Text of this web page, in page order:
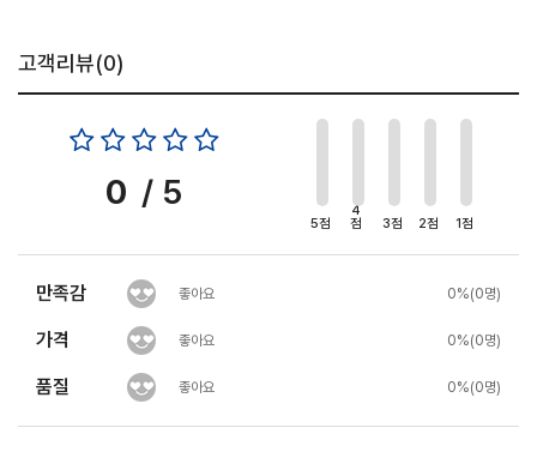
고객리뷰(0)
0 / 5
5점
4
점
3점 2점 1점
만족감 좋아요 0%(0명)
가격 좋아요 0%(0명)
품질 좋아요 0%(0명)